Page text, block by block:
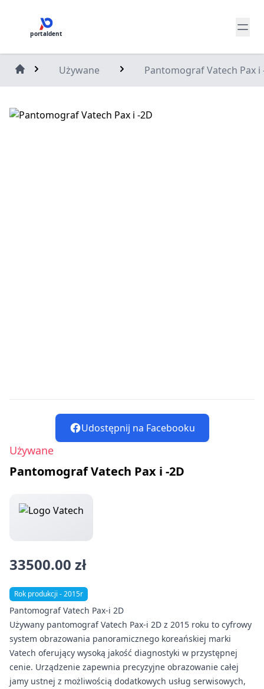
portaldent
Używane Pantomograf Vatech Pax i
Udostępnij na Facebooku
Używane
Pantomograf Vatech Pax i -2D
33500.00 zł
Rok produkcji - 2015r
Pantomograf Vatech Pax-i 2D
Używany pantomograf Vatech Pax-i 2D z 2015 roku to cyfrowy
system obrazowania panoramicznego koreańskiej marki
Vatech oferujący wysoką jakość diagnostyki w przystępnej
cenie. Urządzenie zapewnia precyzyjne obrazowanie całej
jamy ustnej z możliwością dodatkowych usług serwisowych,